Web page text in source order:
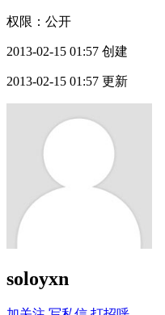
权限：公开
2013-02-15 01:57 创建
2013-02-15 01:57 更新
soloyxn